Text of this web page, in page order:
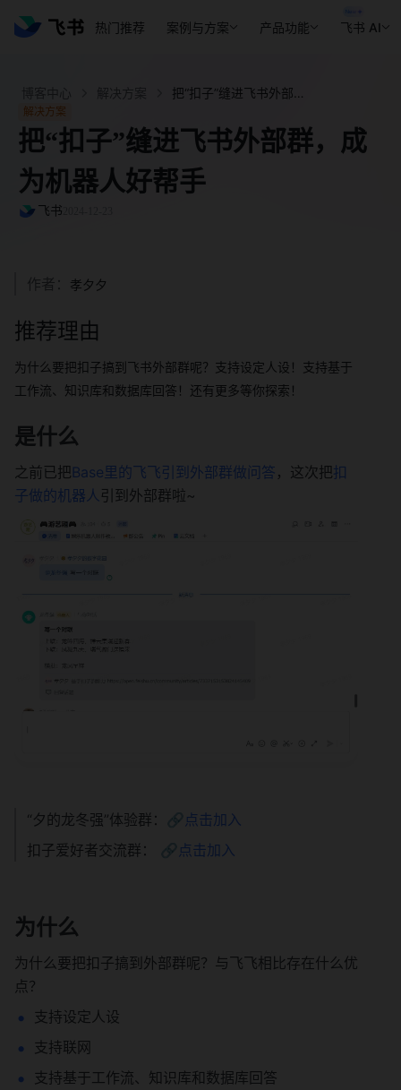
热门推荐 案例与方案 产品功能 飞书 AI
解决方案
把“扣子”缝进飞书外部群，成
为机器人好帮手
飞书
作者： 孝夕夕
推荐理由
为什么要把扣子搞到飞书外部群呢？支持设定人设！支持基于
工作流、知识库和数据库回答！还有更多等你探索！
是什么
之前已把Base里的飞飞引到外部群做问答 ，这次把扣
子做的机器人 引到外部群啦~
“夕的龙冬强”体验群：🔗 点击加入
扣子爱好者交流群： 🔗 点击加入
为什么
为什么要把扣子搞到外部群呢？与飞飞相比存在什么优
点？
支持设定人设
支持联网
支持基于工作流、知识库和数据库回答